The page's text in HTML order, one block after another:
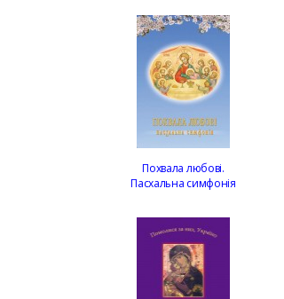
Похвала любові.
Пасхальна симфонія